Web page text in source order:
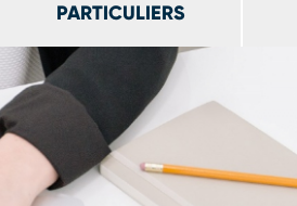
PARTICULIERS